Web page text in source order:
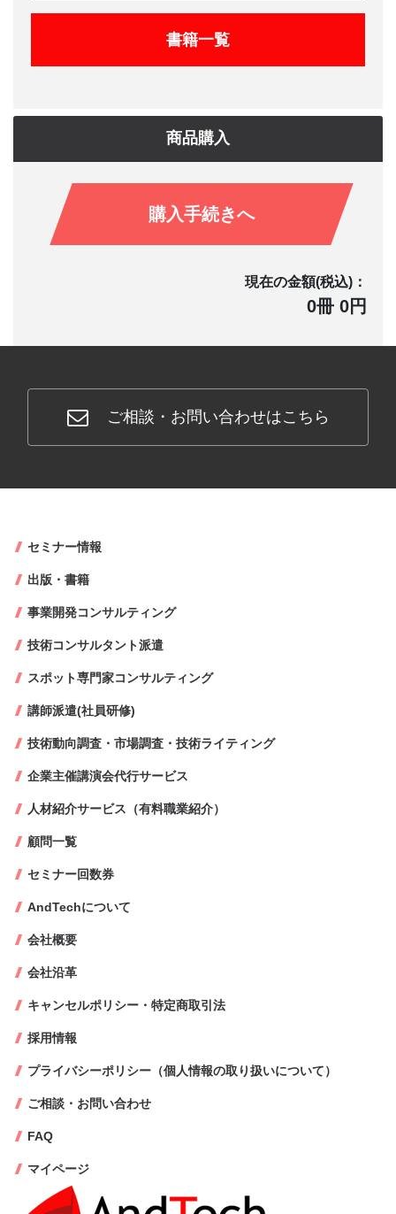
書籍一覧
商品購入
購入手続きへ
現在の金額(税込)：
0冊 0円
ご相談・お問い合わせはこちら
セミナー情報
出版・書籍
事業開発コンサルティング
技術コンサルタント派遣
スポット専門家コンサルティング
講師派遣(社員研修)
技術動向調査・市場調査・技術ライティング
企業主催講演会代行サービス
人材紹介サービス（有料職業紹介）
顧問一覧
セミナー回数券
AndTechについて
会社概要
会社沿革
キャンセルポリシー・特定商取引法
採用情報
プライバシーポリシー（個人情報の取り扱いについて）
ご相談・お問い合わせ
FAQ
マイページ